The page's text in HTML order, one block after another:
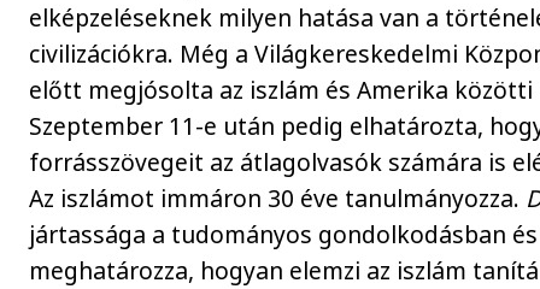
elképzeléseknek milyen hatása van a
civilizációkra. Még a Világkereskedelmi
előtt megjósolta az iszlám és Amerika
Szeptember 11-e után pedig elhatározta,
forrásszövegeit az átlagolvasók számára is
Az iszlámot immáron 30 éve tanulmányozza.
jártassága a tudományos gondolkodásban
meghatározza, hogyan elemzi az iszlám